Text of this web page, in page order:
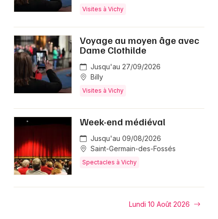
Visites à Vichy
Voyage au moyen âge avec
Dame Clothilde
Jusqu'au 27/09/2026
Billy
Visites à Vichy
Week-end médiéval
Jusqu'au 09/08/2026
Saint-Germain-des-Fossés
Spectacles à Vichy
Lundi 10 Août 2026